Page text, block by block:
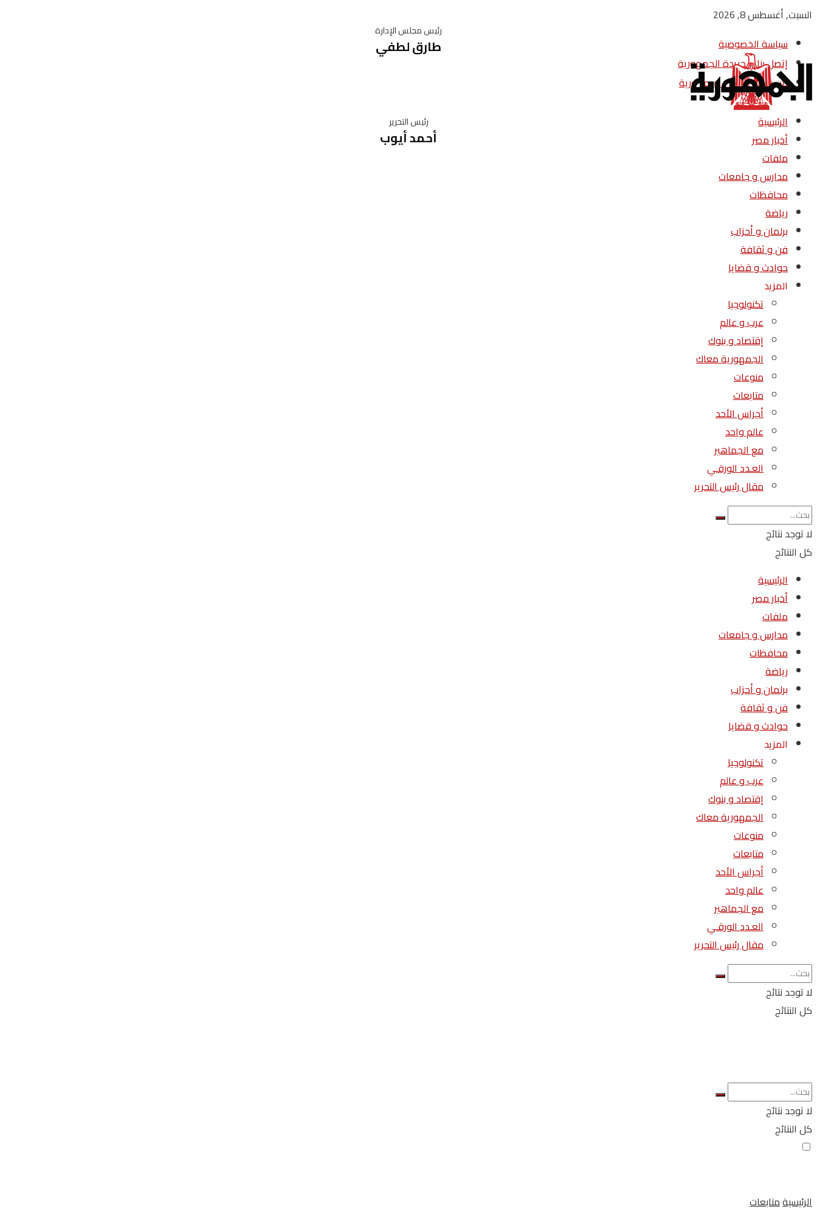
السبت, أغسطس 8, 2026
سياسة الخصوصية
إتصل بنا – جريدة الجمهورية
من نحن – جريدة الجمهورية
رئيس مجلس الإدارة
طارق لطفي
رئيس التحرير
أحمد أيوب
الرئيسية
أخبار مصر
ملفات
مدارس و جامعات
محافظات
رياضة
برلمان و أحزاب
فن و ثقافة
حوادث و قضايا
المزيد
تكنولوجيا
عرب و عالم
إقتصاد و بنوك
الجمهورية معاك
منوعات
متابعات
أجراس الأحد
عالم واحد
مع الجماهير
العـدد الورقـي
مقال رئيس التحرير
لا توجد نتائج
كل النتائج
الرئيسية
أخبار مصر
ملفات
مدارس و جامعات
محافظات
رياضة
برلمان و أحزاب
فن و ثقافة
حوادث و قضايا
المزيد
تكنولوجيا
عرب و عالم
إقتصاد و بنوك
الجمهورية معاك
منوعات
متابعات
أجراس الأحد
عالم واحد
مع الجماهير
العـدد الورقـي
مقال رئيس التحرير
لا توجد نتائج
كل النتائج
لا توجد نتائج
كل النتائج
الرئيسيةمتابعات